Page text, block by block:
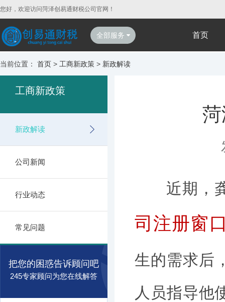
您好，欢迎访问菏泽创易通财税公司官网！
全部服务 首页
当前位置： 首页 > 工商新政策 > 新政解读
工商新政策
新政解读
公司新闻
行业动态
常见问题
把您的困惑告诉顾问吧
245专家顾问为您在线解答
菏
近期，龚
司注册窗
生的需求后
人员指导他